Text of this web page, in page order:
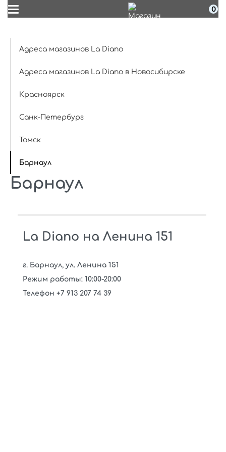
0
Адреса магазинов La Diano
Адреса магазинов La Diano в Новосибирске
Красноярск
Санк-Петербург
Томск
Барнаул
Барнаул
La Diano на Ленина 151
г. Барнаул, ул. Ленина 151
Режим работы: 10:00-20:00
Телефон +7 913 207 74 39